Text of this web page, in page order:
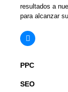
resultados a
para alcanzar
PPC
SEO